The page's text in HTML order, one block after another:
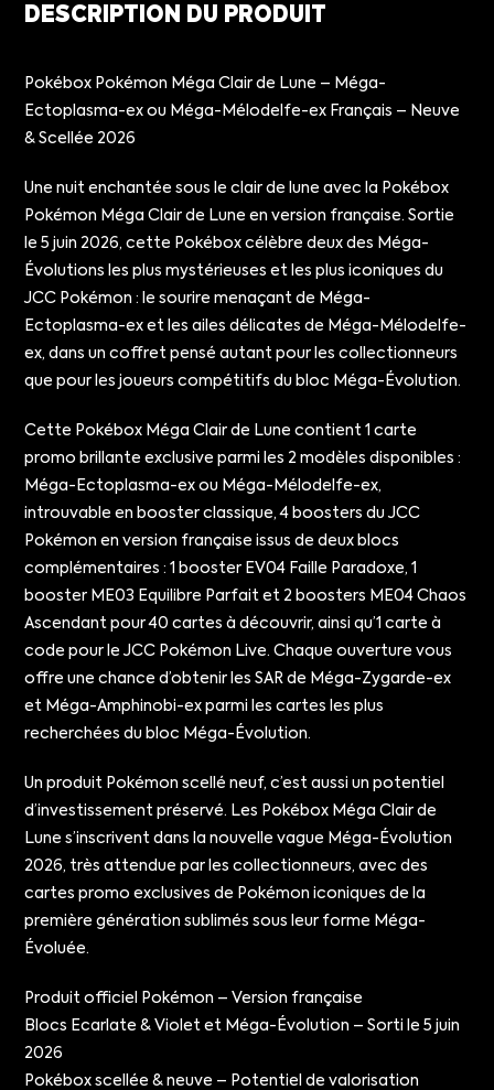
DESCRIPTION DU PRODUIT
Pokébox Pokémon Méga Clair de Lune – Méga-
Ectoplasma-ex ou Méga-Mélodelfe-ex Français – Neuve
& Scellée 2026
Une nuit enchantée sous le clair de lune avec la Pokébox
Pokémon Méga Clair de Lune en version française. Sortie
le 5 juin 2026, cette Pokébox célèbre deux des Méga-
Évolutions les plus mystérieuses et les plus iconiques du
JCC Pokémon : le sourire menaçant de Méga-
Ectoplasma-ex et les ailes délicates de Méga-Mélodelfe-
ex, dans un coffret pensé autant pour les collectionneurs
que pour les joueurs compétitifs du bloc Méga-Évolution.
Cette Pokébox Méga Clair de Lune contient 1 carte
promo brillante exclusive parmi les 2 modèles disponibles :
Méga-Ectoplasma-ex ou Méga-Mélodelfe-ex,
introuvable en booster classique, 4 boosters du JCC
Pokémon en version française issus de deux blocs
complémentaires : 1 booster EV04 Faille Paradoxe, 1
booster ME03 Equilibre Parfait et 2 boosters ME04 Chaos
Ascendant pour 40 cartes à découvrir, ainsi qu’1 carte à
code pour le JCC Pokémon Live. Chaque ouverture vous
offre une chance d’obtenir les SAR de Méga-Zygarde-ex
et Méga-Amphinobi-ex parmi les cartes les plus
recherchées du bloc Méga-Évolution.
Un produit Pokémon scellé neuf, c’est aussi un potentiel
d’investissement préservé. Les Pokébox Méga Clair de
Lune s’inscrivent dans la nouvelle vague Méga-Évolution
2026, très attendue par les collectionneurs, avec des
cartes promo exclusives de Pokémon iconiques de la
première génération sublimés sous leur forme Méga-
Évoluée.
Produit officiel Pokémon – Version française
Blocs Ecarlate & Violet et Méga-Évolution – Sorti le 5 juin
2026
Pokébox scellée & neuve – Potentiel de valorisation